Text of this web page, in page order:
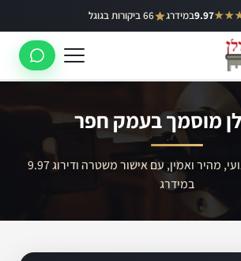
9.97במידרג 66 ביקורות בגוגל
מוסמך בעמק חפר
שירות מנעולן מקצועי, מהיר ואמין, עם אישור משטרה ודירוג 9.97
במידרג